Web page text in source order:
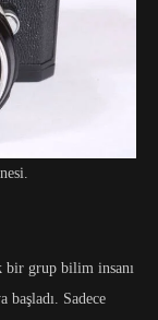
bir grup bilim insanı
başladı. Sadece